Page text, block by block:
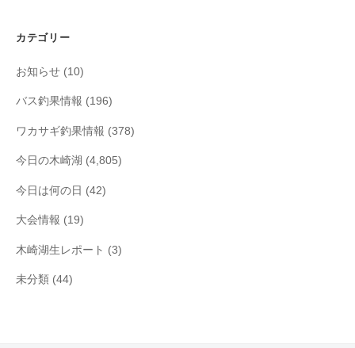
ブ
カテゴリー
お知らせ (10)
バス釣果情報 (196)
ワカサギ釣果情報 (378)
今日の木崎湖 (4,805)
今日は何の日 (42)
大会情報 (19)
木崎湖生レポート (3)
未分類 (44)